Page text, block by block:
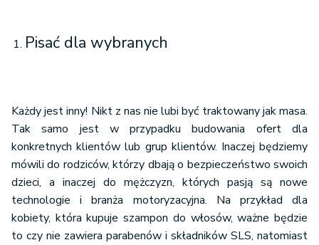
Pisać dla wybranych
Każdy jest inny! Nikt z nas nie lubi być traktowany jak masa.
Tak samo jest w przypadku budowania ofert dla
konkretnych klientów lub grup klientów. Inaczej będziemy
mówili do rodziców, którzy dbają o bezpieczeństwo swoich
dzieci, a inaczej do mężczyzn, których pasją są nowe
technologie i branża motoryzacyjna. Na przykład dla
kobiety, która kupuje szampon do włosów, ważne będzie
to czy nie zawiera parabenów i składników SLS, natomiast